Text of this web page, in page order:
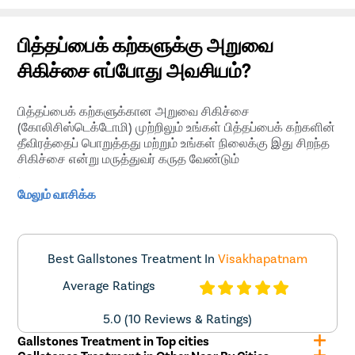
சிறந்த ஆலோசனை மற்றும் சிகிச்சையை வழங்க
மருத்துவர்களும் உயர் பயிற்சி பெற்றுள்ளனர்.
ஸ்கோப்பைப்
பயன்படுத்தி அகற்றலாம். உணவு
அடிப்படையிலான பித்தப்பைக் கற்களை அகற்றுவதற்கு
அறுவை சிகிச்சை நிபுணருடன் கலந்தாலோசிக்க
பித்தப்பைக் கற்களுக்கு அறுவை
சிகிச்சை எப்போது அவசியம்?
பித்தப்பைக் கற்களுக்கான அறுவை சிகிச்சை
(கோலிசிஸ்டெக்டோமி) முற்றிலும் உங்கள் பித்தப்பைக் கற்களின்
தீவிரத்தைப் பொறுத்தது மற்றும் உங்கள் நிலைக்கு இது சிறந்த
சிகிச்சை என்று மருத்துவர் கருத வேண்டும்
பித்தப்பைக் கல்லை அகற்றும் லேப்ராஸ்கோபிக் அறுவை
சிகிச்சையானது கோலிசிஸ்டெக்டோமி என்று
வழிகளில் செய்யலாம் திறந்த அறுவை சிகிச்சை அல்லது
லேப்ராஸ்கோபிக் அறுவை சிகிச்சை. பித்தப்பைக் கற்களின்
எண்ணிக்கையைப் பொறுத்து, கற்களை தனியாக அகற்ற
அறுவை சிகிச்சை செய்வதா அல்லது முழு பித்தப்பையை
பித்தப்பையில் பல கற்கள் உருவாகும் போது பித்தப்பைக்கான
அறுவை சிகிச்சை பொதுவாக பரிந்துரைக்கப்படுகிறது. மேலும்,
மேலும் வாசிக்க
Best Gallstones Treatment In Visakhapatnam
Average Ratings
5.0 (10 Reviews & Ratings)
Gallstones Treatment in Top cities